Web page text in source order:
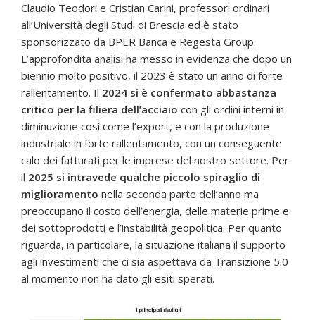
Claudio Teodori e Cristian Carini, professori ordinari
all’Università degli Studi di Brescia ed è stato
sponsorizzato da BPER Banca e Regesta Group.
L’approfondita analisi ha messo in evidenza che dopo un
biennio molto positivo, il 2023 è stato un anno di forte
rallentamento. Il 2024 si è confermato abbastanza
critico per la filiera dell’acciaio con gli ordini interni in
diminuzione così come l’export, e con la produzione
industriale in forte rallentamento, con un conseguente
calo dei fatturati per le imprese del nostro settore. Per
il 2025 si intravede qualche piccolo spiraglio di
miglioramento nella seconda parte dell’anno ma
preoccupano il costo dell’energia, delle materie prime e
dei sottoprodotti e l’instabilità geopolitica. Per quanto
riguarda, in particolare, la situazione italiana il supporto
agli investimenti che ci sia aspettava da Transizione 5.0
al momento non ha dato gli esiti sperati.